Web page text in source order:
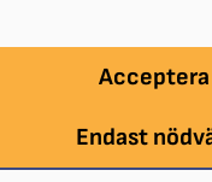
Endast